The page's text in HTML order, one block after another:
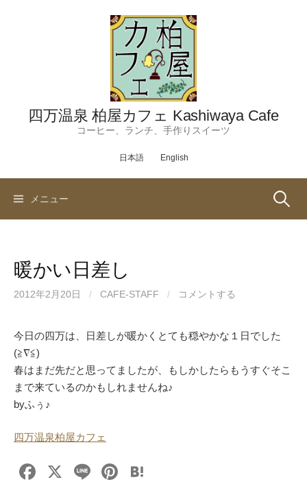
四万温泉 柏屋カフェ Kashiwaya Cafe
コーヒー、ランチ、手作りスイーツ
日本語 English
メニュー 検
暖かい日差し
2012年2月20日 / CAFE-STAFF / コメントする
今日の四万は、日差しが暖かくとても穏やかな１日でした
(≧∇≦)
春はまだ先だと思ってましたが、もしかしたらもうすぐそこ
まで来ているのかもしれませんね♪
byふぅ♪
四万温泉柏屋カフェ
F
X
Li
Pi